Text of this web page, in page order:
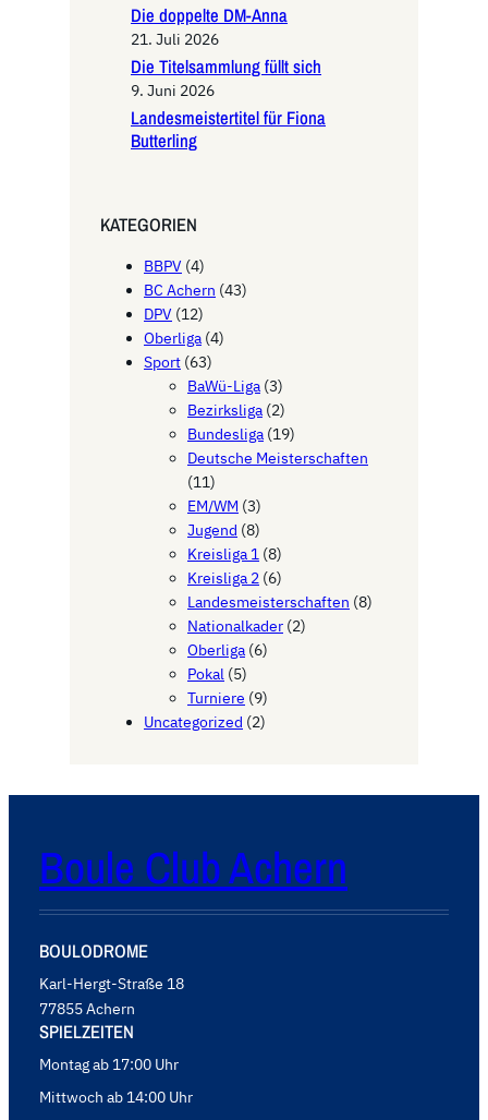
Die doppelte DM-Anna
21. Juli 2026
Die Titelsammlung füllt sich
9. Juni 2026
Landesmeistertitel für Fiona
Butterling
KATEGORIEN
BBPV (4)
BC Achern (43)
DPV (12)
Oberliga (4)
Sport (63)
BaWü-Liga (3)
Bezirksliga (2)
Bundesliga (19)
Deutsche Meisterschaften
(11)
EM/WM (3)
Jugend (8)
Kreisliga 1 (8)
Kreisliga 2 (6)
Landesmeisterschaften (8)
Nationalkader (2)
Oberliga (6)
Pokal (5)
Turniere (9)
Uncategorized (2)
Boule Club Achern
BOULODROME
Karl-Hergt-Straße 18
77855 Achern
SPIELZEITEN
Montag ab 17:00 Uhr
Mittwoch ab 14:00 Uhr